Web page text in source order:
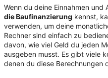
Wenn du deine Einnahmen und
die Baufinanzierung kennst,
verwenden, um deine
Rechner sind einfach zu
davon, wie viel Geld du jeden
ausgeben musst. Es gibt viele
denen du diese Berechnungen